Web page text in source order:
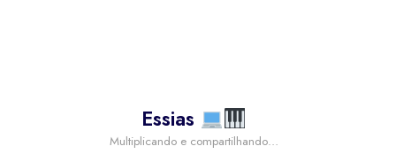
Essias
Multiplicando e compartilhando…